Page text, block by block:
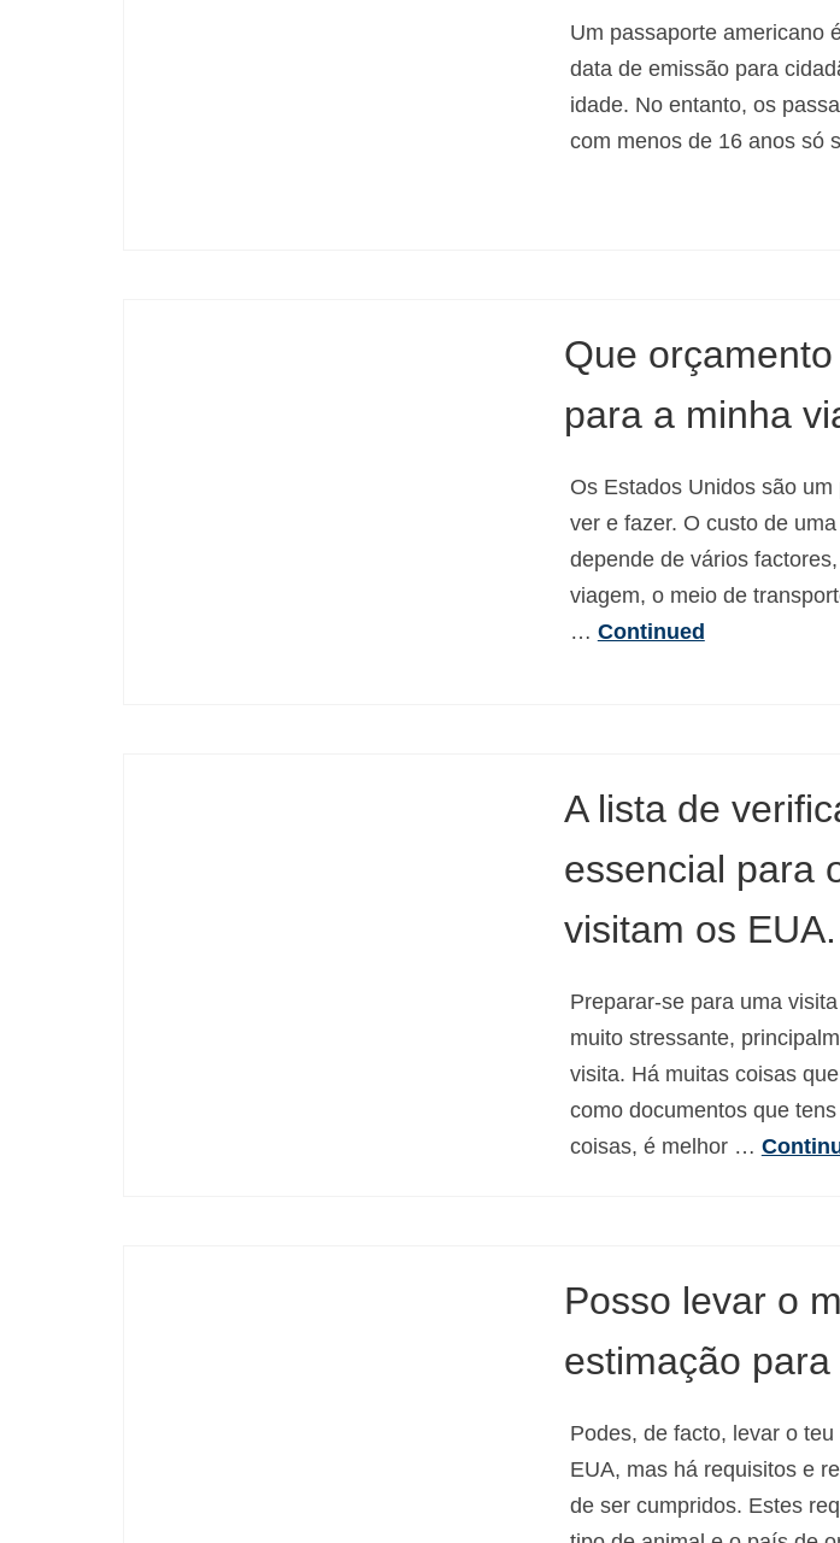
Um passaporte americano
data de emissão para
idade. No entanto, os
com menos de 16 anos só
Que
para a minha
Os Estados Unidos são
ver e fazer. O custo de
depende de vários
viagem, o meio de
… Continued
A lista de
essencial para
visitam os EUA.
Preparar-se para uma
muito stressante,
visita. Há muitas coisas
como documentos que
coisas, é melhor …
Posso levar o
estimação
Podes, de facto, levar o
EUA, mas há requisitos e
de ser cumpridos. Estes